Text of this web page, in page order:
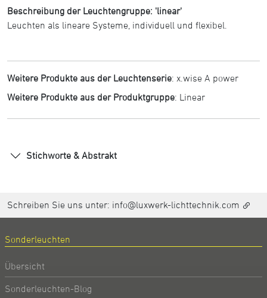
Beschreibung der Leuchtengruppe: 'linear'
Leuchten als lineare Systeme, individuell und flexibel.
Weitere Produkte aus der Leuchtenserie: x.wise A power
Weitere Produkte aus der Produktgruppe: Linear
Stichworte & Abstrakt
Schreiben Sie uns unter: info@luxwerk-lichttechnik.com
Sonderleuchten
Übersicht
Sonderleuchten-Blog